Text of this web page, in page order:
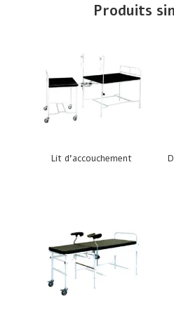
Produits
Lit d’accouchement